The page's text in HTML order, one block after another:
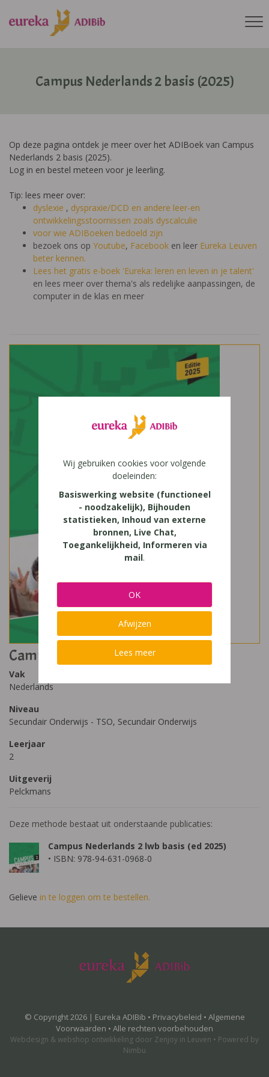
Campus Nederlands 2 basis (2025)
Op deze pagina ontdek je meer over het ADIBoek van Campus
Nederlands 2 basis (2025).
Log in en bestel meteen voor je leerling.
Tip: lees meer over:
dyslexie , dyspraxie/DCD en andere leer-en
ontwikkelingsstoornissen zoals dyscalculie
voor wie ADIBoeken bedoeld zijn
bezoek ons op Youtube, Facebook en leer Eureka Leuven
beter kennen.
Lees het gratis e-boek 'Eureka: leren en leven in je talent'
en lees meer over thema's als redelijke aanpassingen, de
computer in de klas en meer
Campus Nederlands 2 basis (2025)
Vak
Nederlands
Niveau
Secundair Onderwijs - TSO, Secundair Onderwijs
Leerjaar
2
Uitgeverij
Pelckmans
Deze methode bestaat uit onderstaande publicaties:
Campus Nederlands 2 lwb basis (ed 2025)
• ISBN: 978-94-631-0968-0
Gelieve in te loggen om te bestellen.
© Copyright 2026 | Eureka ADIBib • Privacybeleid • Algemene
Voorwaarden • Alle rechten voorbehouden
Webdesign & webshop ontwikkeling door Zenjoy in Leuven • Powered by
Nimbu
Wij gebruiken cookies voor volgende
doeleinden:
Basiswerking website (functioneel
- noodzakelijk), Bijhouden
statistieken, Inhoud van externe
bronnen, Live Chat,
Toegankelijkheid, Informeren via
mail.
OK
Afwijzen
Lees meer